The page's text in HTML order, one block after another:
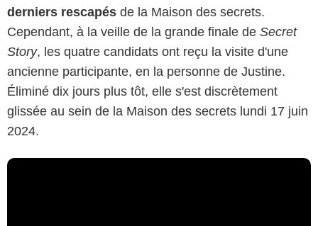
derniers rescapés de la Maison des secrets.
Cependant, à la veille de la grande finale de Secret
Story, les quatre candidats ont reçu la visite d'une
ancienne participante, en la personne de Justine.
Éliminé dix jours plus tôt, elle s'est discrètement
glissée au sein de la Maison des secrets lundi 17 juin
2024.